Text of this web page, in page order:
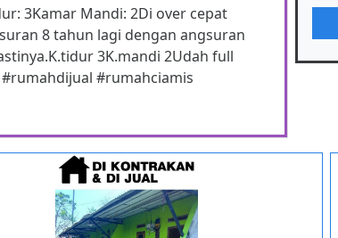
3Kamar Mandi: 2Di over cepat
8 tahun lagi dengan angsuran
3K.mandi 2Udah full
#rumahciamis